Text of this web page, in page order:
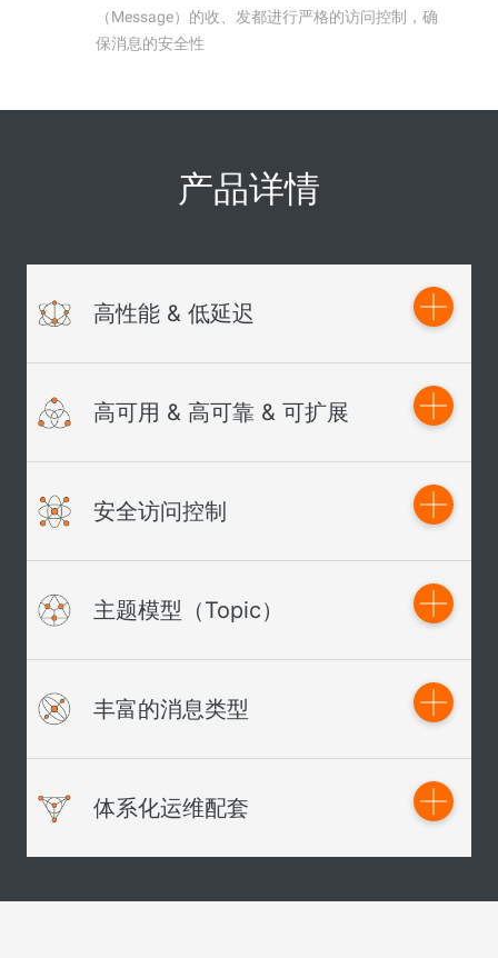
（Message）的收、发都进行严格的访问控制，确
保消息的安全性
产品详情
高性能 & 低延迟
在海量消息堆积的情况下，始终保持高性能，不影响集群的
正常服务，在削峰填谷（蓄洪）的场景下，显得尤其重要。
经历历年双十一反复打磨，攻克了在超高并发情况下因系统
负载过高导致的慢请求及响应时间抖动问题。在2017年双十
一万亿消息流转中99.6%的消息写入延迟在1ms以内，
99.9996%的消息写入延迟在 10ms 以内。
高可用 & 高可靠 & 可扩展
MQ 作为阿里云正式商用的产品，已在全球多个地域提供了
高可用消息云服务，机房硬件设施按照阿里巴巴自建 IDC 的
房都不可用，仍可以为应用提供消息的发布服务。
在中国华东 1、中国华东 2、中国华南 1 等多个金融专区，
提供同城多活的部署方案，为金融核心交易系统保驾护航。
安全访问控制
全面支持阿里云 RAM 主子账号、黑白名单、STS 等功能
支持 TLS 传输加密协议、阿里云 VPC 访问等
主题模型（Topic）
MQ 支持 Pub/Sub 模式，Producer 将消息发往指定 Topic，
可被一个或者多个 Consumer 进行订阅。
支持集群消费与广播消费，并约定使用相同 Consumer ID 的
订阅者属于同一个集群；集群消费模式下，每条消息只需要
被集群内的任意一个订阅者处理；广播消费模式下，每条消
息将推送给集群内所有订阅者，保证消息至少被集群内的每
丰富的消息类型
普通的消息类型，解决系统间异步解耦，削峰填谷，日志服
务，大规模机器的Cache同步，实时计算分析等。
按照消息的发布顺序进行顺序消费（FIFO），支持全局顺序
体系化运维配套